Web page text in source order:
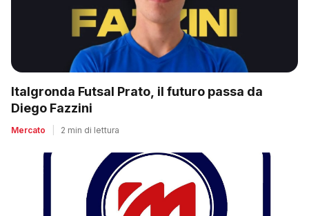
Italgronda Futsal Prato, il futuro passa da
Diego Fazzini
Mercato 2 min di lettura